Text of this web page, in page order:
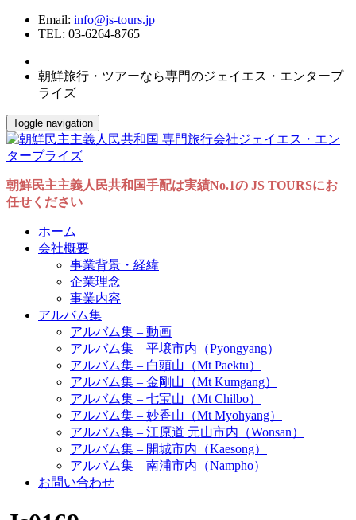
Email: info@js-tours.jp
TEL: 03-6264-8765
朝鮮旅行・ツアーなら専門のジェイエス・エンタープ
ライズ
Toggle navigation
朝鮮民主主義人民共和国手配は実績No.1の JS TOURSにお
任せください
ホーム
会社概要
事業背景・経緯
企業理念
事業内容
アルバム集
アルバム集 – 動画
アルバム集 – 平壌市内（Pyongyang）
アルバム集 – 白頭山（Mt Paektu）
アルバム集 – 金剛山（Mt Kumgang）
アルバム集 – 七宝山（Mt Chilbo）
アルバム集 – 妙香山（Mt Myohyang）
アルバム集 – 江原道 元山市内（Wonsan）
アルバム集 – 開城市内（Kaesong）
アルバム集 – 南浦市内（Nampho）
お問い合わせ